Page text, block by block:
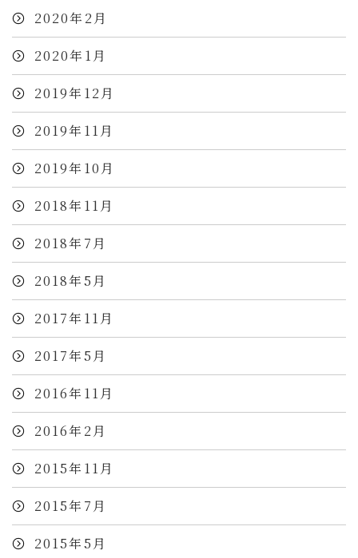
2020年2月
2020年1月
2019年12月
2019年11月
2019年10月
2018年11月
2018年7月
2018年5月
2017年11月
2017年5月
2016年11月
2016年2月
2015年11月
2015年7月
2015年5月